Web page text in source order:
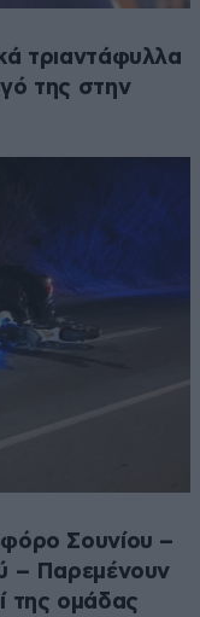
τριαντάφυλλα
της στην
Σουνίου –
– Παρεμένουν
της ομάδας